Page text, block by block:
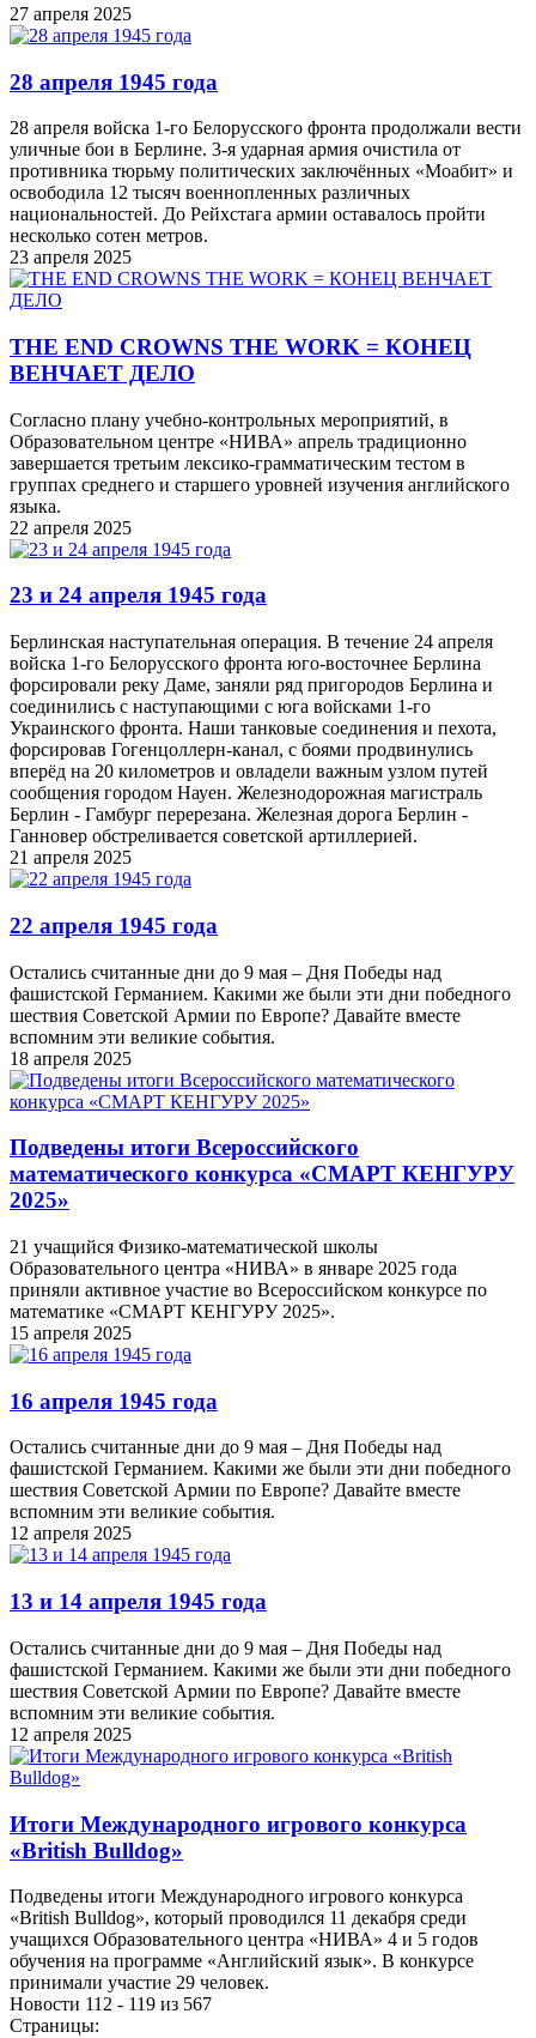
27 апреля 2025
28 апреля 1945 года
28 апреля войска 1-го Белорусского фронта продолжали вести
уличные бои в Берлине. 3-я ударная армия очистила от
противника тюрьму политических заключённых «Моабит» и
освободила 12 тысяч военнопленных различных
национальностей. До Рейхстага армии оставалось пройти
несколько сотен метров.
23 апреля 2025
THE END CROWNS THE WORK = КОНЕЦ
ВЕНЧАЕТ ДЕЛО
Согласно плану учебно-контрольных мероприятий, в
Образовательном центре «НИВА» апрель традиционно
завершается третьим лексико-грамматическим тестом в
группах среднего и старшего уровней изучения английского
языка.
22 апреля 2025
23 и 24 апреля 1945 года
Берлинская наступательная операция. В течение 24 апреля
войска 1-го Белорусского фронта юго-восточнее Берлина
форсировали реку Даме, заняли ряд пригородов Берлина и
соединились с наступающими с юга войсками 1-го
Украинского фронта. Наши танковые соединения и пехота,
форсировав Гогенцоллерн-канал, с боями продвинулись
вперёд на 20 километров и овладели важным узлом путей
сообщения городом Науен. Железнодорожная магистраль
Берлин - Гамбург перерезана. Железная дорога Берлин -
Ганновер обстреливается советской артиллерией.
21 апреля 2025
22 апреля 1945 года
Остались считанные дни до 9 мая – Дня Победы над
фашистской Германием. Какими же были эти дни победного
шествия Советской Армии по Европе? Давайте вместе
вспомним эти великие события.
18 апреля 2025
Подведены итоги Всероссийского
математического конкурса «СМАРТ КЕНГУРУ
2025»
21 учащийся Физико-математической школы
Образовательного центра «НИВА» в январе 2025 года
приняли активное участие во Всероссийском конкурсе по
математике «СМАРТ КЕНГУРУ 2025».
15 апреля 2025
16 апреля 1945 года
Остались считанные дни до 9 мая – Дня Победы над
фашистской Германием. Какими же были эти дни победного
шествия Советской Армии по Европе? Давайте вместе
вспомним эти великие события.
12 апреля 2025
13 и 14 апреля 1945 года
Остались считанные дни до 9 мая – Дня Победы над
фашистской Германием. Какими же были эти дни победного
шествия Советской Армии по Европе? Давайте вместе
вспомним эти великие события.
12 апреля 2025
Итоги Международного игрового конкурса
«British Bulldog»
Подведены итоги Международного игрового конкурса
«British Bulldog», который проводился 11 декабря среди
учащихся Образовательного центра «НИВА» 4 и 5 годов
обучения на программе «Английский язык». В конкурсе
принимали участие 29 человек.
Новости 112 - 119 из 567
Страницы: